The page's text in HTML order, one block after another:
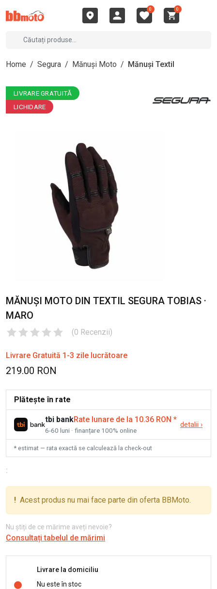
0 0
Home / Segura / Mănuși Moto / Mănuși Textil
LIVRARE GRATUITĂ
LICHIDARE
MĂNUȘI MOTO DIN TEXTIL SEGURA TOBIAS ·
MARO
(0 Recenzii)
Livrare Gratuită 1-3 zile lucrătoare
219.00 RON
Plătește în rate
tbi bankRate lunare de la 10.36 RON *
6-60 luni · finanțare 100% online
detalii ›
* estimat — rata exactă se calculează la check-out
:
! Acest produs nu mai face parte din oferta BBMoto.
Nu știți de ce mărime aveți nevoie?
Consultați tabelul de mărimi
Livrare la domiciliu
Nu este în stoc